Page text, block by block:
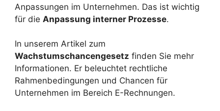
Anpassungen im Unternehmen. Das ist wichtig
für die Anpassung interner Prozesse.
In unserem Artikel zum
Wachstumschancengesetz finden Sie mehr
Informationen. Er beleuchtet rechtliche
Rahmenbedingungen und Chancen für
Unternehmen im Bereich E-Rechnungen.